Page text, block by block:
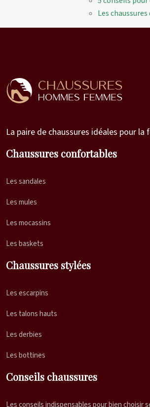
Les
La paire de chaussures idéales pour
Chaussures confortables
Les sandales
Les mules
Les mocassins
Les baskets
Chaussures stylées
Les escarpins
Les talons hauts
Les derbies
Les bottines
Conseils chaussures
Les conseils indispensables pour bien choisir